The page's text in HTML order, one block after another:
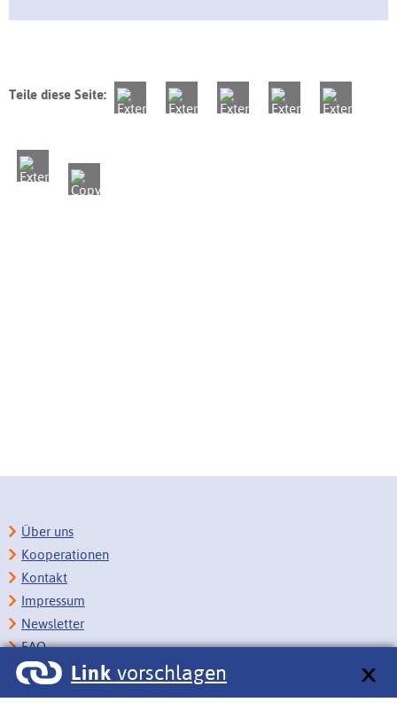
Teile diese Seite:
Link vorschlagen
Über uns
Kooperationen
Kontakt
Impressum
Newsletter
FAQ
Copyright